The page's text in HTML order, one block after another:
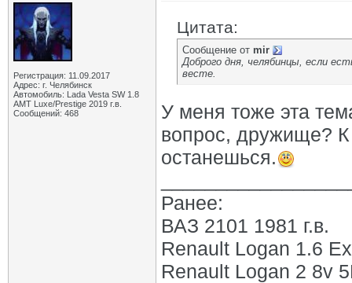
Регистрация: 11.09.2017
Адрес: г. Челябинск
Автомобиль: Lada Vesta SW 1.8
АМТ Luxe/Prestige 2019 г.в.
Сообщений: 468
Цитата:
Сообщение от mir
Доброго дня, челябинцы, если
весте.
У меня тоже эта
вопрос, дружище?
останешься.
Ранее:
ВАЗ 2101 1981 г.в.
Renault Logan 1.6
Renault Logan 2 8v